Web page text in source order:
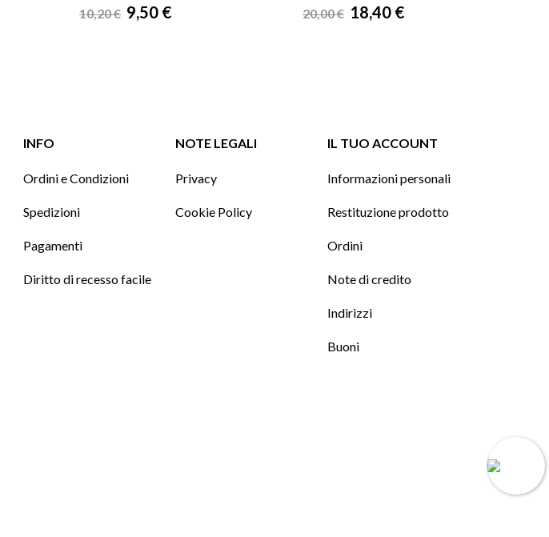
Prezzo
10,20 € Prezzo
9,50 €
Prezzo
20,00 € Prezzo
18,40 €
INFO
Ordini e Condizioni
Spedizioni
Pagamenti
Diritto di recesso facile
NOTE LEGALI
Privacy
Cookie Policy
IL TUO ACCOUNT
Informazioni personali
Restituzione prodotto
Ordini
Note di credito
Indirizzi
Buoni